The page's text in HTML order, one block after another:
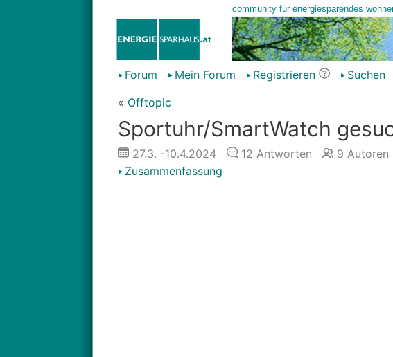
Forum Mein Forum Registrieren
Suchen
« Offtopic
Sportuhr/SmartWatch
27.3. -10.4.2024 12 Antworten 9 Autoren
Zusammenfassung